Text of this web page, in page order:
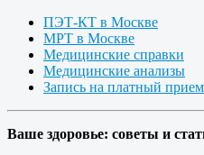
ПЭТ-КТ в Москве
МРТ в Москве
Медицинские справки
Медицинские анализы
Запись на платный
Ваше здоровье: советы и